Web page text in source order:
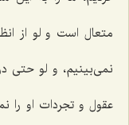
متعال است و لو از
نمى‌بینیم، و لو حتى
عقول و تجردات او را